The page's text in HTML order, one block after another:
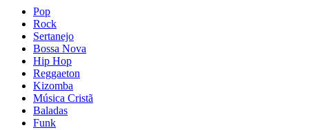
Pop
Rock
Sertanejo
Bossa Nova
Hip Hop
Reggaeton
Kizomba
Música Cristã
Baladas
Funk